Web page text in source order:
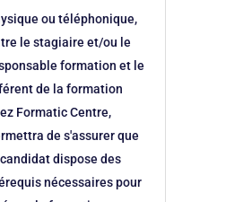
ou téléphonique,
le stagiaire et/ou le
formation et le
de la formation
Formatic Centre,
de s'assurer que
candidat dispose des
nécessaires pour